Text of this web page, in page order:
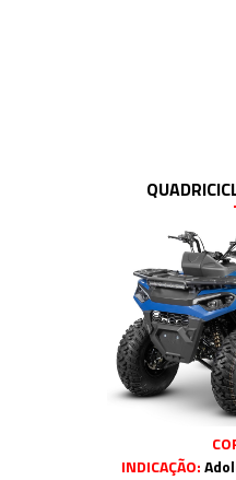
INDICAÇÃO: